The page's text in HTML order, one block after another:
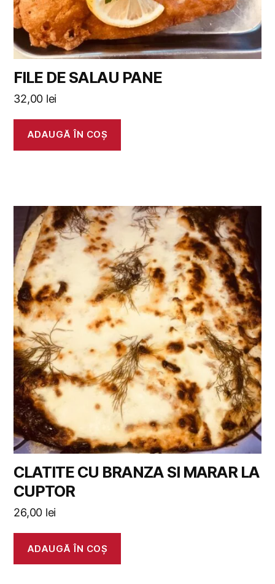
FILE DE SALAU PANE
32,00 lei
ADAUGĂ ÎN COȘ
CLATITE CU BRANZA SI MARAR LA
CUPTOR
26,00 lei
ADAUGĂ ÎN COȘ